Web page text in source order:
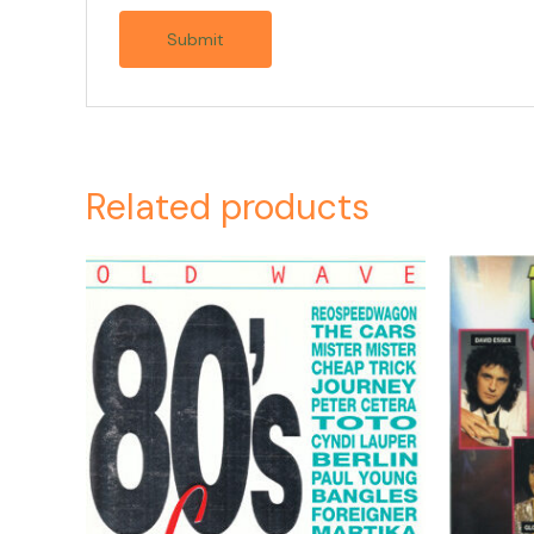
Related products